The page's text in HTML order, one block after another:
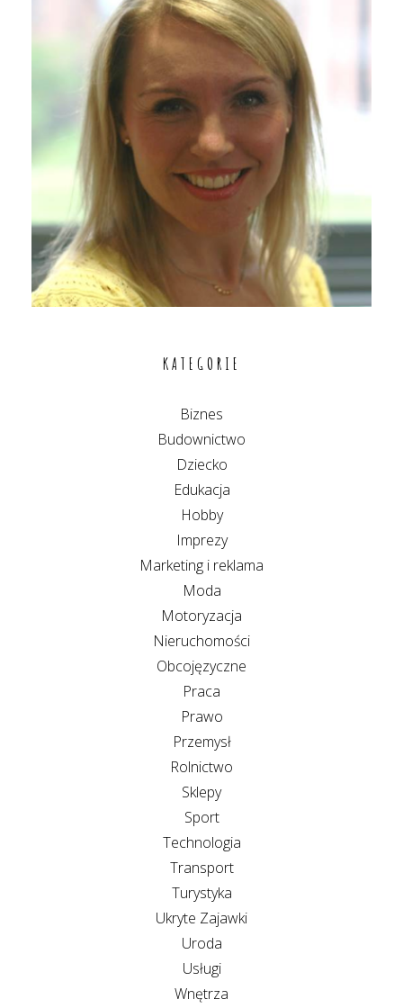
KATEGORIE
Biznes
Budownictwo
Dziecko
Edukacja
Hobby
Imprezy
Marketing i reklama
Moda
Motoryzacja
Nieruchomości
Obcojęzyczne
Praca
Prawo
Przemysł
Rolnictwo
Sklepy
Sport
Technologia
Transport
Turystyka
Ukryte Zajawki
Uroda
Usługi
Wnętrza